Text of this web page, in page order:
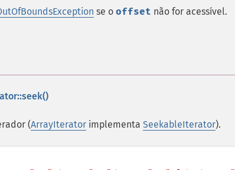
se o offset não for acessível.
(ArrayIterator implementa SeekableIterator).